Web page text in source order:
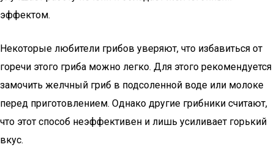
эффектом.
Некоторые любители грибов уверяют, что избавиться от
горечи этого гриба можно легко. Для этого рекомендуется
замочить желчный гриб в подсоленной воде или молоке
перед приготовлением. Однако другие грибники считают,
что этот способ неэффективен и лишь усиливает горький
вкус.